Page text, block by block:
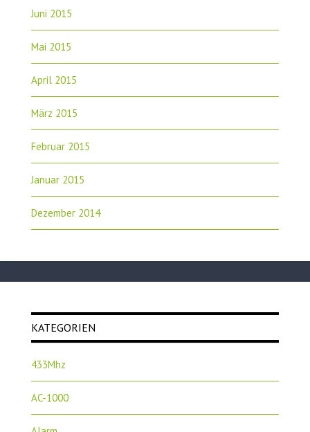
Juni 2015
Mai 2015
April 2015
März 2015
Februar 2015
Januar 2015
Dezember 2014
KATEGORIEN
433Mhz
AC-1000